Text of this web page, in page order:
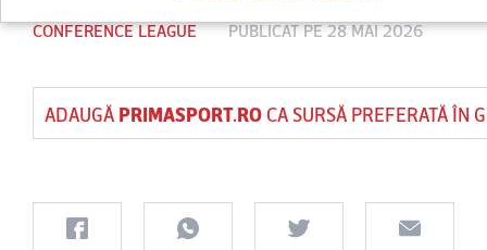
CONFERENCE LEAGUE PUBLICAT PE 28 MAI 2026
ADAUGĂ PRIMASPORT.ROCA SURSĂ PREFERATĂ ÎN